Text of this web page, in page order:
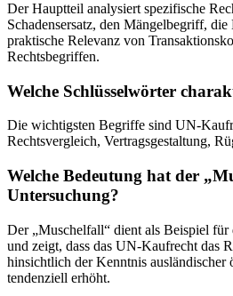
Der Hauptteil analysiert spezifische
Schadensersatz, den Mängelbegriff,
praktische Relevanz von
Rechtsbegriffen.
Welche Schlüsselwörter
Die wichtigsten Begriffe sind UN-
Rechtsvergleich, Vertragsgestaltung,
Welche Bedeutung hat der
Untersuchung?
Der „Muschelfall“ dient als Beispiel
und zeigt, dass das UN-Kaufrecht das
hinsichtlich der Kenntnis ausländischer
tendenziell erhöht.